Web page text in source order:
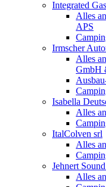
Integrated
Alles
APS
Irmscher
Alles
GmbH
Isabella
Alles
ItalColven srl
Alles
Jehnert
Alles